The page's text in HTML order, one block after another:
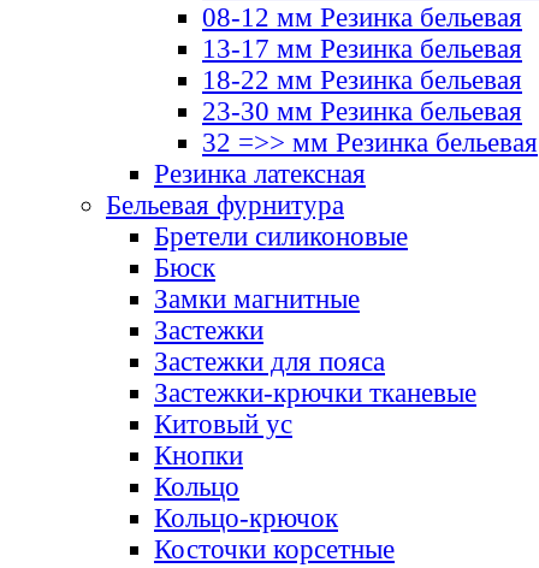
08-12 мм Резинка бельевая
13-17 мм Резинка бельевая
18-22 мм Резинка бельевая
23-30 мм Резинка бельевая
32 =>> мм Резинка бельевая
Резинка латексная
Бельевая фурнитура
Бретели силиконовые
Бюск
Замки магнитные
Застежки
Застежки для пояса
Застежки-крючки тканевые
Китовый ус
Кнопки
Кольцо
Кольцо-крючок
Косточки корсетные